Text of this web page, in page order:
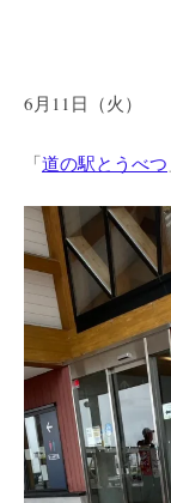
6月11日（火）
「道の駅とうべつ